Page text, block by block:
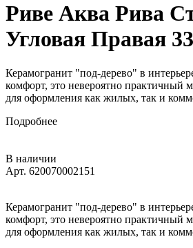
Риве Аква Рива
Угловая Правая
Керамогранит "под-дерево" в
комфорт, это невероятно практичный
для оформления как жилых, так и
Подробнее
В наличии
Арт. 620070002151
Керамогранит "под-дерево" в
комфорт, это невероятно практичный
для оформления как жилых, так и